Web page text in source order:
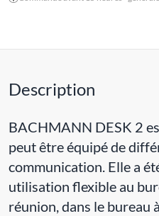
Description
BACHMANN DESK 2
peut être équipé de
communication. Elle a
utilisation flexible au
réunion, dans le bureau